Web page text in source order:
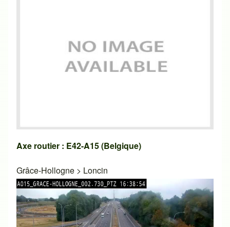
Axe routier : E42-A15 (Belgique)
Grâce-Hollogne > Loncin